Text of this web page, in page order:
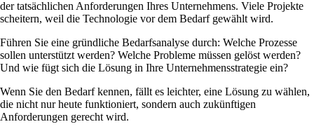
der tatsächlichen Anforderungen Ihres Unternehmens. Viele Projekte
scheitern, weil die Technologie vor dem Bedarf gewählt wird.
Führen Sie eine gründliche Bedarfsanalyse durch: Welche Prozesse
sollen unterstützt werden? Welche Probleme müssen gelöst werden?
Und wie fügt sich die Lösung in Ihre Unternehmensstrategie ein?
Wenn Sie den Bedarf kennen, fällt es leichter, eine Lösung zu wählen,
die nicht nur heute funktioniert, sondern auch zukünftigen
Anforderungen gerecht wird.